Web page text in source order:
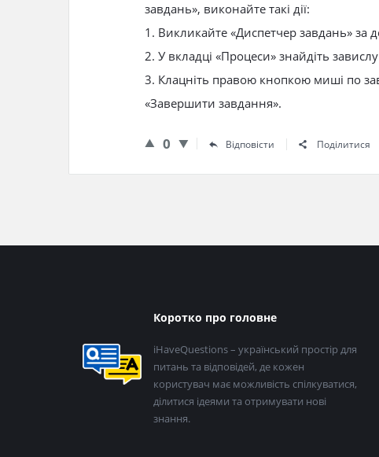
завдань», виконайте такі дії:
1. Викликайте «Диспетчер завдань» за
2. У вкладці «Процеси» знайдіть
3. Клацніть правою кнопкою миші по
«Завершити завдання».
0 Відповісти Поділитися
колонтитул
Коротко про головне
iHaveQuestions – український простір для
питань та відповідей, де кожен
користувач має можливість спілкуватися,
ділитися ідеями та отримувати нові
знання.